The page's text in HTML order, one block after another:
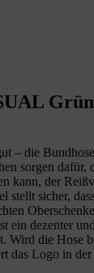
Grün
– die
sorgen dafür,
kann, der
stellt sicher,
ein dezenter
Wird die Hose
das Logo in